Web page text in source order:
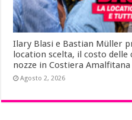
Ilary Blasi e Bastian Müller
location scelta, il costo
nozze in Costiera Amalfitana
Agosto 2, 2026